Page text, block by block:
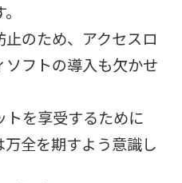
のため、アクセスロ
フトの導入も欠かせ
トを享受するために
全を期すよう意識し